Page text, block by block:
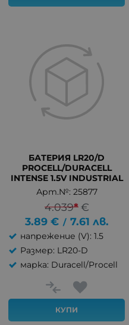
БАТЕРИЯ LR20/D
PROCELL/DURACELL
INTENSE 1.5V INDUSTRIAL
Арт.№: 25877
4.039* €
3.89 € / 7.61 лв.
напрежение (V): 1.5
Размер: LR20-D
марка: Duracell/Procell
КУПИ